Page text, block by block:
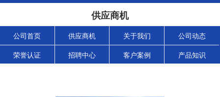
供应商机
公司首页 供应商机 关于我们 公司动态
荣誉认证 招聘中心 客户案例 产品知识